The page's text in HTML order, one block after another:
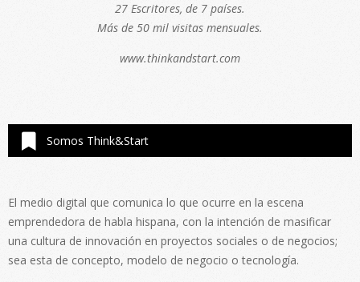
27 Escritores, de 7 países.
Más de 50 mil visitas mensuales.
www.thinkandstart.com
Somos Think&Start
El medio digital que comunica lo que ocurre en la escena
emprendedora de habla hispana, con la intención de masificar
una cultura de innovación en proyectos sociales o de negocios;
sea esta de concepto, modelo de negocio o tecnología.